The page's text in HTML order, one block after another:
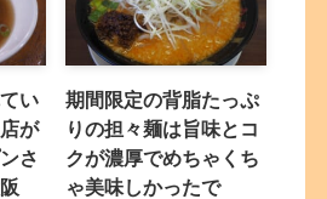
い
が
さ
阪
期間限定の背脂たっぷ
りの担々麺は旨味とコ
クが濃厚でめちゃくち
ゃ美味しかったで